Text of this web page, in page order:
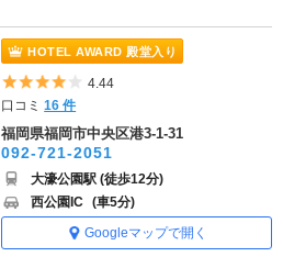
HOTEL AWARD 殿堂入り
5つ星のうち4
4.44
口コミ16 件
福岡県福岡市中央区港3-1-31
092-721-2051
大濠公園駅 (徒歩12分)
西公園IC (車5分)
Googleマップで開く